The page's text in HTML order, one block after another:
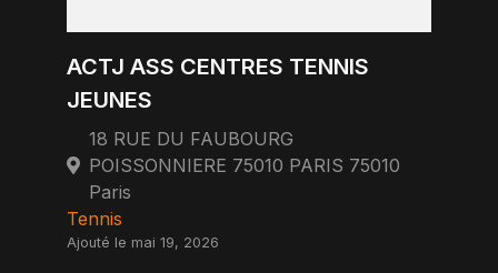
ACTJ ASS CENTRES TENNIS
JEUNES
18 RUE DU FAUBOURG
POISSONNIERE 75010 PARIS 75010
Paris
Tennis
Ajouté le mai 19, 2026